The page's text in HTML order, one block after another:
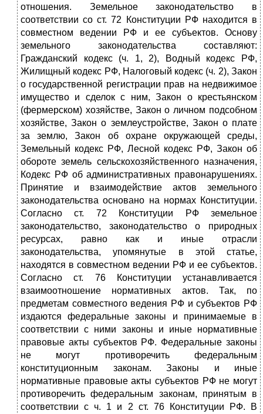
отношения. Земельное законодательство в
соответствии со ст. 72 Конституции РФ находится в
совместном ведении РФ и ее субъектов. Основу
земельного законодательства составляют:
Гражданский кодекс (ч. 1, 2), Водный кодекс РФ,
Жилищный кодекс РФ, Налоговый кодекс (ч. 2), Закон
о государственной регистрации прав на недвижимое
имущество и сделок с ним, Закон о крестьянском
(фермерском) хозяйстве, Закон о личном подсобном
хозяйстве, Закон о землеустройстве, Закон о плате
за землю, Закон об охране окружающей среды,
Земельный кодекс РФ, Лесной кодекс РФ, Закон об
обороте земель сельскохозяйственного назначения,
Кодекс РФ об административных правонарушениях.
Принятие и взаимодействие актов земельного
законодательства основано на нормах Конституции.
Согласно ст. 72 Конституции РФ земельное
законодательство, законодательство о природных
ресурсах, равно как и иные отрасли
законодательства, упомянутые в этой статье,
находятся в совместном ведении РФ и ее субъектов.
Согласно ст. 76 Конституции устанавливается
взаимоотношение нормативных актов. Так, по
предметам совместного ведения РФ и субъектов РФ
издаются федеральные законы и принимаемые в
соответствии с ними законы и иные нормативные
правовые акты субъектов РФ. Федеральные законы
не могут противоречить федеральным
конституционным законам. Законы и иные
нормативные правовые акты субъектов РФ не могут
противоречить федеральным законам, принятым в
соответствии с ч. 1 и 2 ст. 76 Конституции РФ. В